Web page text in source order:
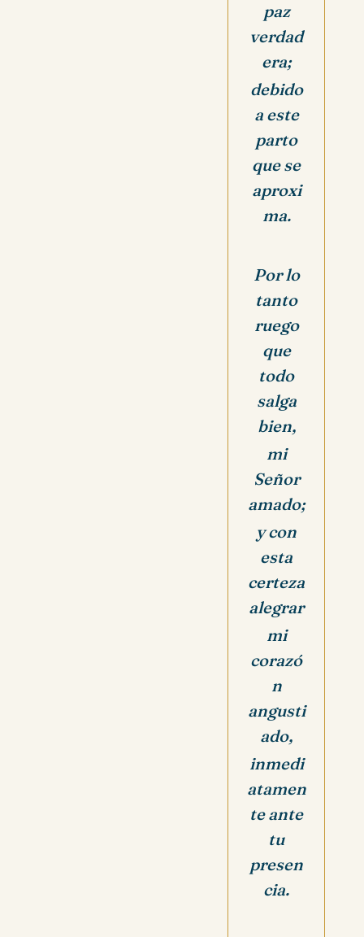
paz
verdad
era;
debido
a este
parto
que se
aproxi
ma.
Por lo
tanto
ruego
que
todo
salga
bien,
mi
Señor
amado;
y con
esta
certeza
alegrar
mi
corazó
n
angusti
ado,
inmedi
atamen
te ante
tu
presen
cia.